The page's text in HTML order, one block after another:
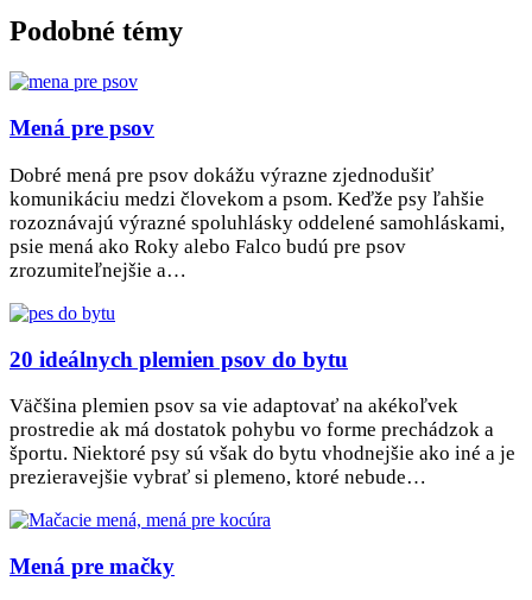
Podobné témy
Mená pre psov
Dobré mená pre psov dokážu výrazne zjednodušiť
komunikáciu medzi človekom a psom. Keďže psy ľahšie
rozoznávajú výrazné spoluhlásky oddelené samohláskami,
psie mená ako Roky alebo Falco budú pre psov
zrozumiteľnejšie a…
20 ideálnych plemien psov do bytu
Väčšina plemien psov sa vie adaptovať na akékoľvek
prostredie ak má dostatok pohybu vo forme prechádzok a
športu. Niektoré psy sú však do bytu vhodnejšie ako iné a je
prezieravejšie vybrať si plemeno, ktoré nebude…
Mená pre mačky